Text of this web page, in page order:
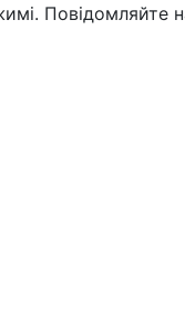
Повідомляйте